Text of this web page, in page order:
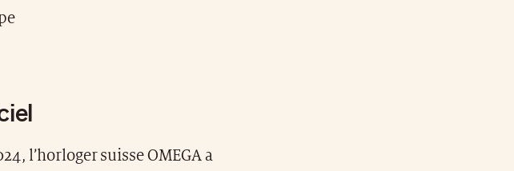
l’horloger suisse OMEGA a